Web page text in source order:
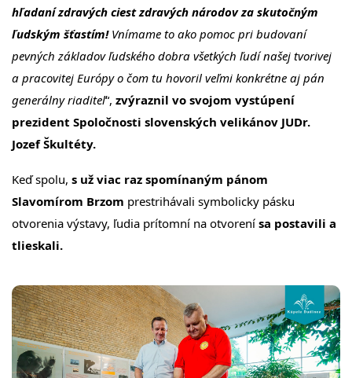
hľadaní zdravých ciest zdravých národov za skutočným
ľudským šťastím!Vnímame to ako pomoc pri budovaní
pevných základov ľudského dobra všetkých ľudí našej tvorivej
a pracovitej Európy o čom tu hovoril veľmi konkrétne aj pán
generálny riaditeľ“, zvýraznil vo svojom vystúpení
prezident Spoločnosti slovenských velikánov JUDr.
Jozef Škultéty.
Keď spolu, s už viac raz spomínaným pánom
Slavomírom Brzom prestrihávali symbolicky pásku
otvorenia výstavy, ľudia prítomní na otvorení sa postavili a
tlieskali.